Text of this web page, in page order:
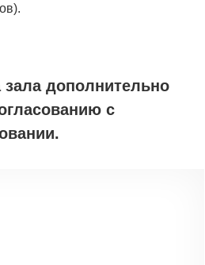
зала дополнительно
с